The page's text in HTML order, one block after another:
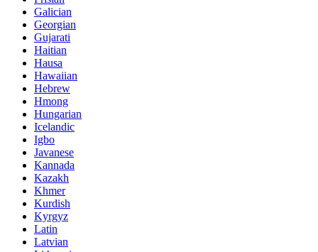
Galician
Georgian
Gujarati
Haitian
Hausa
Hawaiian
Hebrew
Hmong
Hungarian
Icelandic
Igbo
Javanese
Kannada
Kazakh
Khmer
Kurdish
Kyrgyz
Latin
Latvian